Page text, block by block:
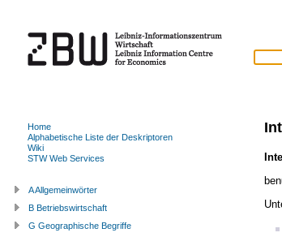
Home
Alphabetische Liste der Deskriptoren
Wiki
STW Web Services
A Allgemeinwörter
B Betriebswirtschaft
G Geographische Begriffe